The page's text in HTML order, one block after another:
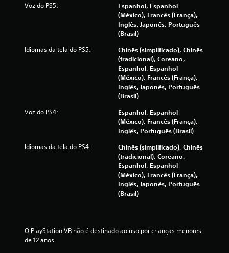
9
4
3
l
s
s
f
Voz do PS5:
Espanhol, Espanhol
(México), Francês (França),
Inglês, Japonês, Português
(Brasil)
Idiomas da tela do PS5:
Chinês (simplificado), Chinês
(tradicional), Coreano,
Espanhol, Espanhol
(México), Francês (França),
Inglês, Japonês, Português
(Brasil)
Voz do PS4:
Espanhol, Espanhol
(México), Francês (França),
Inglês, Português (Brasil)
Idiomas da tela do PS4:
Chinês (simplificado), Chinês
(tradicional), Coreano,
Espanhol, Espanhol
(México), Francês (França),
Inglês, Japonês, Português
(Brasil)
O PlayStation VR não é destinado ao uso por crianças menores
de 12 anos.